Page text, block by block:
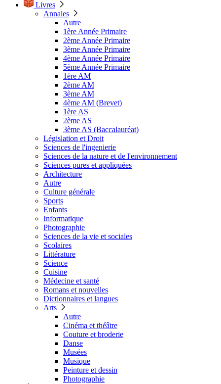
Livres
Annales
Autre
1ère Année Primaire
2ème Année Primaire
3ème Année Primaire
4ème Année Primaire
5ème Année Primaire
1ère AM
2ème AM
3ème AM
4ème AM (Brevet)
1ère AS
2ème AS
3ème AS (Baccalauréat)
Législation et Droit
Sciences de l'ingenierie
Sciences de la nature et de l'environnement
Sciences pures et appliquées
Architecture
Autre
Culture générale
Sports
Enfants
Informatique
Photographie
Sciences de la vie et sociales
Scolaires
Littérature
Science
Cuisine
Médecine et santé
Romans et nouvelles
Dictionnaires et langues
Arts
Autre
Cinéma et théâtre
Couture et broderie
Danse
Musées
Musique
Peinture et dessin
Photographie